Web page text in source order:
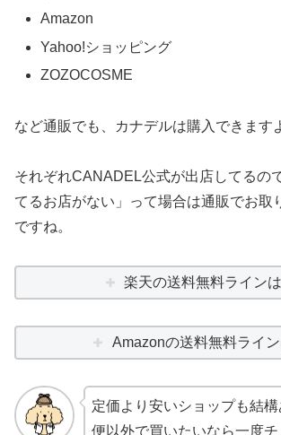
Amazon
Yahoo!ショッピング
ZOZOCOSME
など通販でも、カナデルは購入できます
それぞれCANADEL公式が出店してるの
てるお店がない」って場合は通販でお取
ですね。
楽天の送料無料ライン
Amazonの送料無料ライン
定価より安いショップも結
便以外で買いたいなら一度チ